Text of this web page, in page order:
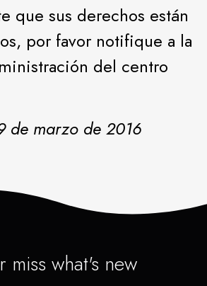
que sus derechos están
por favor notifique a la
del centro
de marzo de 2016
miss what's new